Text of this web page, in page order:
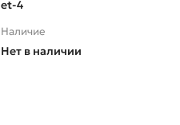
et-4
Наличие
Нет в наличии